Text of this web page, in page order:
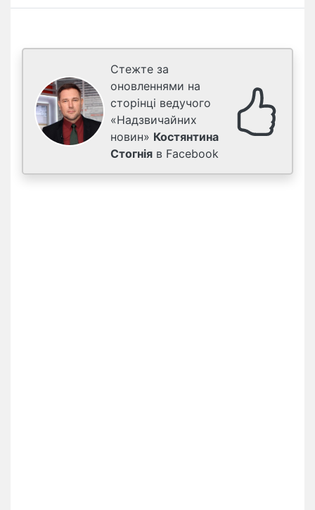
Стежте за
оновленнями на
сторінці ведучого
«Надзвичайних
новин» Костянтина
Стогнія в Facebook